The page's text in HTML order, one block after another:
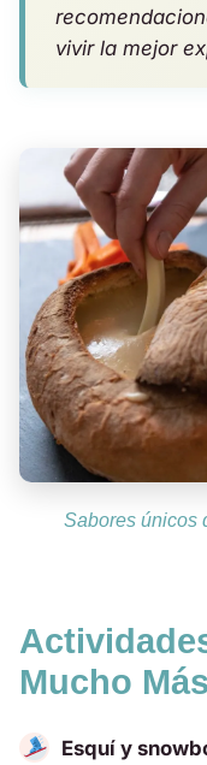
vivir la mejor
Sabores únicos
Mucho
Esquí y